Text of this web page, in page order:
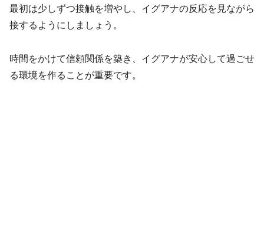
最初は少しずつ接触を増やし、イグアナの反応を見ながら
接するようにしましょう。
時間をかけて信頼関係を築き、イグアナが安心して過ごせ
る環境を作ることが重要です。